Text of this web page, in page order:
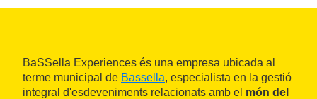
BaSSella Experiences és una empresa ubicada al
terme municipal de Bassella, especialista en la gestió
integral d'esdeveniments relacionats amb el món del